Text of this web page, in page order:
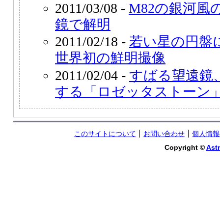
2011/03/08 - M82の銀河風
鏡で解明
2011/02/18 - 若い星の円
世界初の鮮明撮像
2011/02/04 - すばる望遠鏡
する「ロゼッタストーン
このサイトについて お問い合わせ
個人情
Copyright ©